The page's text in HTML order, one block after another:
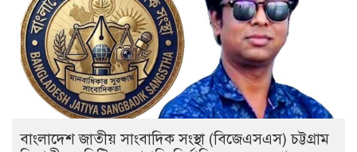
বাংলাদেশ জাতীয় সাংবাদিক সংস্থা (বিজেএসএস) চট্টগ্রাম